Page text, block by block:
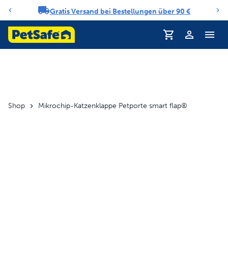
Benachrichtigungs-Karussell
Gratis Versand bei Bestellungen über 90 €
Profil
Shop Mikrochip-Katzenklappe Petporte smart flap®